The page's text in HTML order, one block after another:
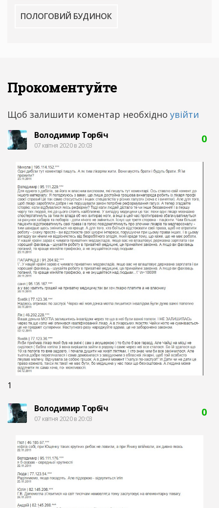
ПОЛОГОВИЙ БУДИНОК
Прокоментуйте
Щоб залишити коментар необхідно увійти
Володимир Торбіч
07 квітня 2020 в 20:03
0
1
Володимир Торбіч
07 квітня 2020 в 20:03
0